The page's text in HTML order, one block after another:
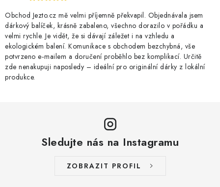
Obchod Jezto.cz mě velmi příjemně překvapil. Objednávala jsem
dárkový balíček, krásně zabaleno, všechno dorazilo v pořádku a
velmi rychle. Je vidět, že si dávají záležet i na vzhledu a
ekologickém balení. Komunikace s obchodem bezchybná, vše
potvrzeno e‑mailem a doručení proběhlo bez komplikací. Určitě
zde nenakupuji naposledy – ideální pro originální dárky z lokální
produkce.
Sledujte nás na Instagramu
ZOBRAZIT PROFIL